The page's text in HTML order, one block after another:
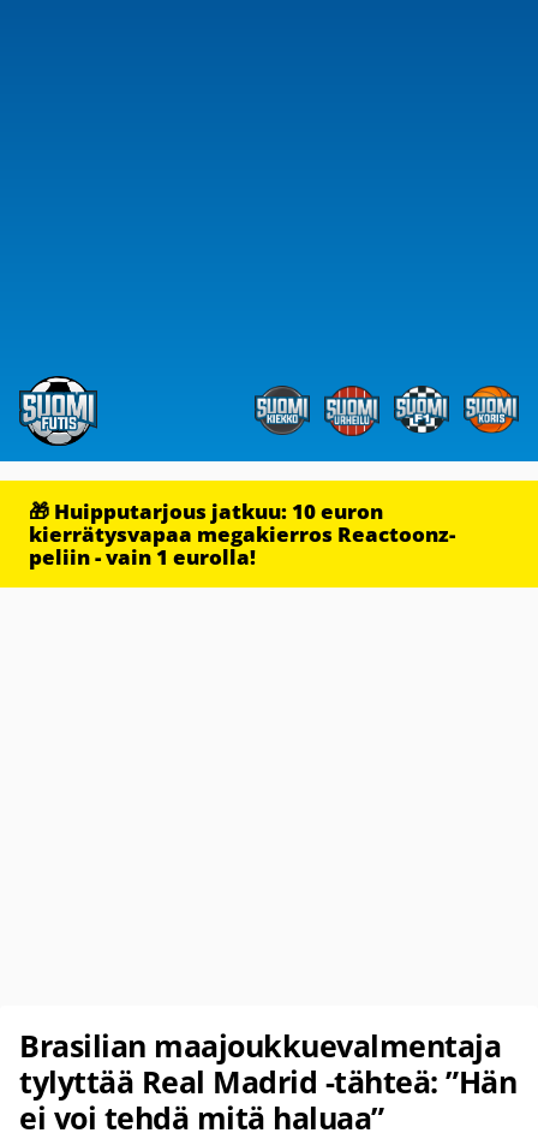
🎁 Huipputarjous jatkuu: 10 euron
kierrätysvapaa megakierros Reactoonz-
peliin - vain 1 eurolla!
Brasilian maajoukkuevalmentaja
tylyttää Real Madrid -tähteä: ”Hän
ei voi tehdä mitä haluaa”